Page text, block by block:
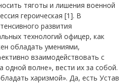
тяготы и лишения военной
героическая [1]. В
развития
технологий офицер, как
обладать умениями,
взаимодействовать с
волне», вести их за собой.
харизмой». Да, есть Устав